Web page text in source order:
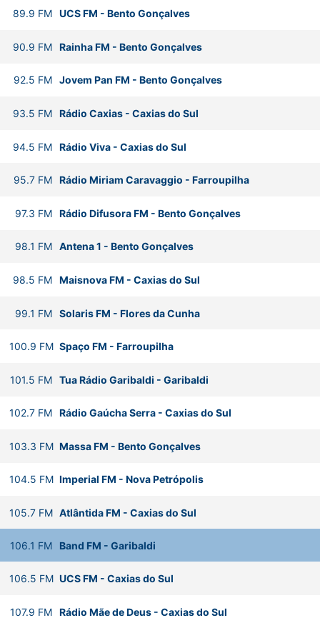
89.9 FM UCS FM - Bento Gonçalves
90.9 FM Rainha FM - Bento Gonçalves
92.5 FM Jovem Pan FM - Bento Gonçalves
93.5 FM Rádio Caxias- Caxias do Sul
94.5 FM Rádio Viva- Caxias do Sul
95.7 FM Rádio Miriam Caravaggio - Farroupilha
97.3 FM Rádio Difusora FM - Bento Gonçalves
98.1 FM Antena 1 - Bento Gonçalves
98.5 FM Maisnova FM - Caxias do Sul
99.1 FM Solaris FM - Flores da Cunha
100.9 FM Spaço FM - Farroupilha
101.5 FM Tua Rádio Garibaldi - Garibaldi
102.7 FM Rádio Gaúcha Serra- Caxias do Sul
103.3 FM Massa FM - Bento Gonçalves
104.5 FM Imperial FM - Nova Petrópolis
105.7 FM Atlântida FM - Caxias do Sul
106.1 FM Band FM - Garibaldi
106.5 FM UCS FM - Caxias do Sul
107.9 FM Rádio Mãe de Deus- Caxias do Sul